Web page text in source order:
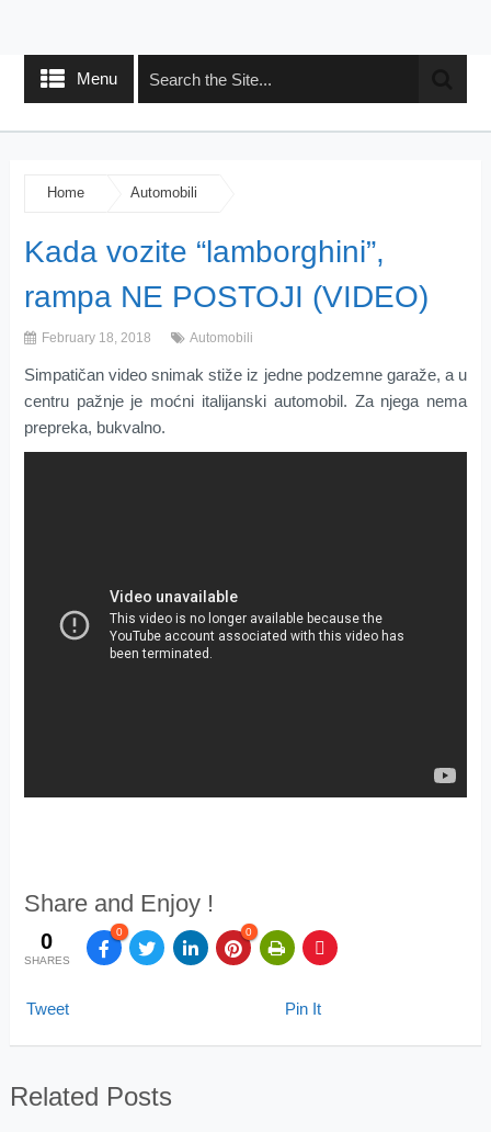
Menu
Home Automobili
Kada vozite “lamborghini”,
rampa NE POSTOJI (VIDEO)
February 18, 2018 Automobili
Simpatičan video snimak stiže iz jedne podzemne garaže, a u
centru pažnje je moćni italijanski automobil. Za njega nema
prepreka, bukvalno.
Share and Enjoy !
0
SHARES
0 0
Tweet Pin It
Related Posts